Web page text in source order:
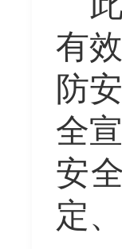
有
防
全
安
定